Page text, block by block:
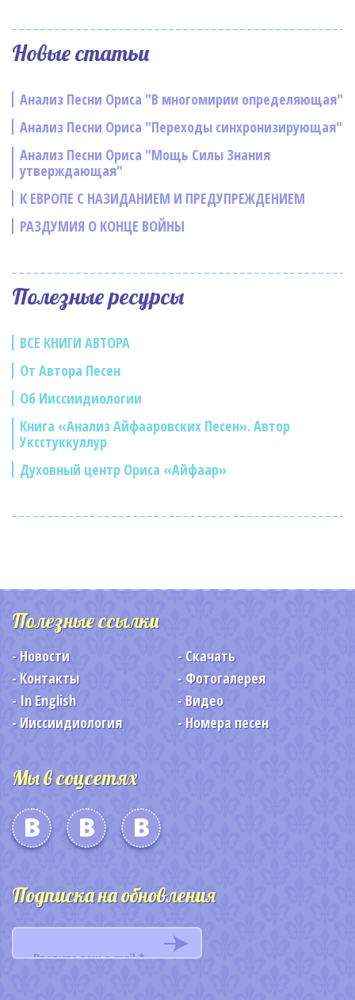
Новые статьи
Анализ Песни Ориса "В многомирии определяющая"
Анализ Песни Ориса "Переходы синхронизирующая"
Анализ Песни Ориса "Мощь Силы Знания
утверждающая"
К ЕВРОПЕ С НАЗИДАНИЕМ И ПРЕДУПРЕЖДЕНИЕМ
РАЗДУМИЯ О КОНЦЕ ВОЙНЫ
Полезные ресурсы
ВСЕ КНИГИ АВТОРА
От Автора Песен
Об Ииссиидиологии
Книга «Анализ Айфааровских Песен». Автор
Уксстуккуллур
Духовный центр Ориса «Айфаар»
Полезные ссылки
Новости
Скачать
Контакты
Фотогалерея
In English
Видео
Ииссиидиология
Номера песен
Мы в соцсетях
Подписка на обновления